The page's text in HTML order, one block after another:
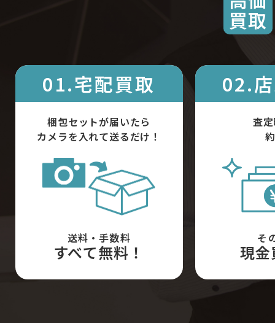
買取
01.宅配買取
梱包セットが届いたら
カメラを入れて送るだけ！
送料・手数料
すべて無料！
02.
査
そ
現